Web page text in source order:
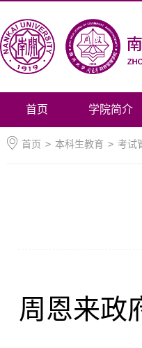
首页 学院简介
首页 > 本科生教育 > 考试
周恩来政